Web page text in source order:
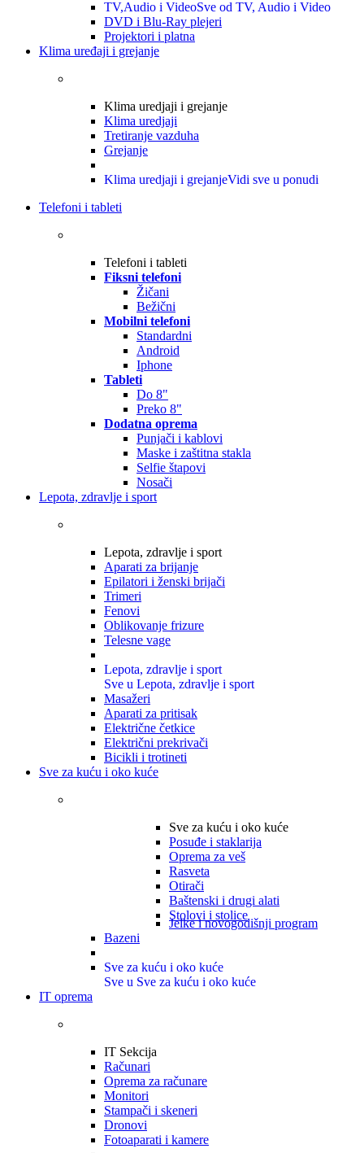
TV,Audio i VideoSve od TV, Audio i Video
DVD i Blu-Ray plejeri
Projektori i platna
Klima uređaji i grejanje
Klima uredjaji i grejanje
Klima uredjaji
Tretiranje vazduha
Grejanje
Klima uredjaji i grejanjeVidi sve u ponudi
Telefoni i tableti
Telefoni i tableti
Fiksni telefoni
Žičani
Bežični
Mobilni telefoni
Standardni
Android
Iphone
Tableti
Do 8"
Preko 8"
Dodatna oprema
Punjači i kablovi
Maske i zaštitna stakla
Selfie štapovi
Nosači
Lepota, zdravlje i sport
Lepota, zdravlje i sport
Aparati za brijanje
Epilatori i ženski brijači
Trimeri
Fenovi
Oblikovanje frizure
Telesne vage
Lepota, zdravlje i sport
Sve u Lepota, zdravlje i sport
Masažeri
Aparati za pritisak
Električne četkice
Električni prekrivači
Bicikli i trotineti
Sve za kuću i oko kuće
Sve za kuću i oko kuće
Posuđe i staklarija
Oprema za veš
Rasveta
Otirači
Baštenski i drugi alati
Stolovi i stolice
Jelke i novogodišnji program
Bazeni
Sve za kuću i oko kuće
Sve u Sve za kuću i oko kuće
IT oprema
IT Sekcija
Računari
Oprema za računare
Monitori
Stampači i skeneri
Dronovi
Fotoaparati i kamere